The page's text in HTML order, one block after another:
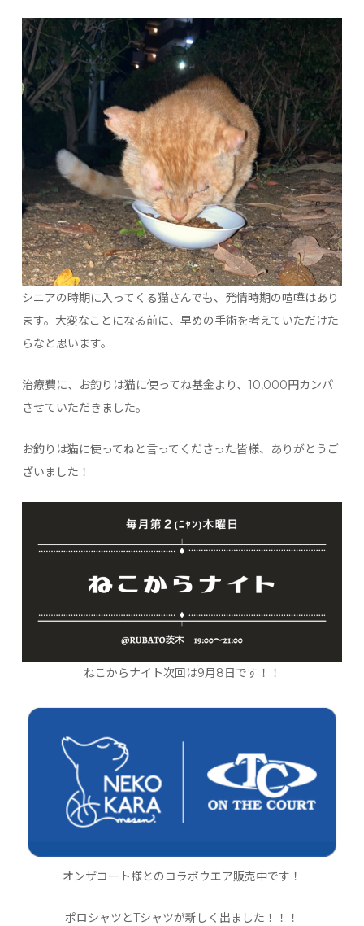
シニアの時期に入ってくる猫さんでも、発情時期の喧嘩はあり
ます。大変なことになる前に、早めの手術を考えていただけた
らなと思います。
治療費に、お釣りは猫に使ってね基金より、10,000円カンパ
させていただきました。
お釣りは猫に使ってねと言ってくださった皆様、ありがとうご
ざいました！
ねこからナイト次回は9月8日です！！
オンザコート様とのコラボウエア販売中です！
ポロシャツとTシャツが新しく出ました！！！